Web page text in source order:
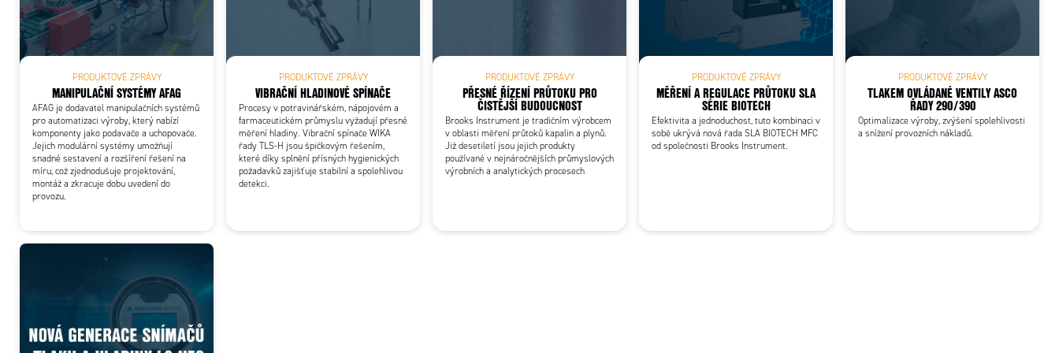
PRODUKTOVÉ ZPRÁVY
MANIPULAČNÍ SYSTÉMY AFAG
AFAG je dodavatel manipulačních systémů
pro automatizaci výroby, který nabízí
komponenty jako podavače a uchopovače.
Jejich modulární systémy umožňují
snadné sestavení a rozšíření řešení na
míru, což zjednodušuje projektování,
montáž a zkracuje dobu uvedení do
provozu.
PRODUKTOVÉ ZPRÁVY
VIBRAČNÍ HLADINOVÉ SPÍNAČE
Procesy v potravinářském, nápojovém a
farmaceutickém průmyslu vyžadují přesné
měření hladiny. Vibrační spínače WIKA
řady TLS-H jsou špičkovým řešením,
které díky splnění přísných hygienických
požadavků zajišťuje stabilní a spolehlivou
detekci.
PRODUKTOVÉ ZPRÁVY
PŘESNÉ ŘÍZENÍ PRŮTOKU PRO
ČISTĚJŠÍ BUDOUCNOST
Brooks Instrument je tradičním výrobcem
v oblasti měření průtoků kapalin a plynů.
Již desetiletí jsou jejich produkty
používané v nejnáročnějších průmyslových
výrobních a analytických procesech
PRODUKTOVÉ ZPRÁVY
MĚŘENÍ A REGULACE PRŮTOKU SLA
SÉRIE BIOTECH
Efektivita a jednoduchost, tuto kombinaci v
sobě ukrývá nová řada SLA BIOTECH MFC
od společnosti Brooks Instrument.
PRODUKTOVÉ ZPRÁVY
TLAKEM OVLÁDANÉ VENTILY ASCO
ŘADY 290/390
Optimalizace výroby, zvýšení spolehlivosti
a snížení provozních nákladů.